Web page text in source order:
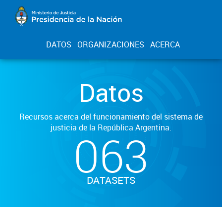
DATOS ORGANIZACIONES ACERCA
Datos
Recursos acerca del funcionamiento del sistema de
justicia de la República Argentina.
063
DATASETS